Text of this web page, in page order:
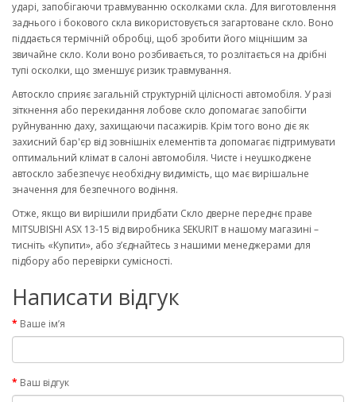
ударі, запобігаючи травмуванню осколками скла. Для виготовлення
заднього і бокового скла використовується загартоване скло. Воно
піддається термічній обробці, щоб зробити його міцнішим за
звичайне скло. Коли воно розбивається, то розлітається на дрібні
тупі осколки, що зменшує ризик травмування.
Автоскло сприяє загальній структурній цілісності автомобіля. У разі
зіткнення або перекидання лобове скло допомагає запобігти
руйнуванню даху, захищаючи пасажирів. Крім того воно діє як
захисний бар'єр від зовнішніх елементів та допомагає підтримувати
оптимальний клімат в салоні автомобіля. Чисте і неушкоджене
автоскло забезпечує необхідну видимість, що має вирішальне
значення для безпечного водіння.
Отже, якщо ви вирішили придбати Скло дверне переднє праве
MITSUBISHI ASX 13-15 від виробника SEKURIT в нашому магазині –
тисніть «Купити», або з’єднайтесь з нашими менеджерами для
підбору або перевірки сумісності.
Написати відгук
Ваше ім’я
Ваш відгук